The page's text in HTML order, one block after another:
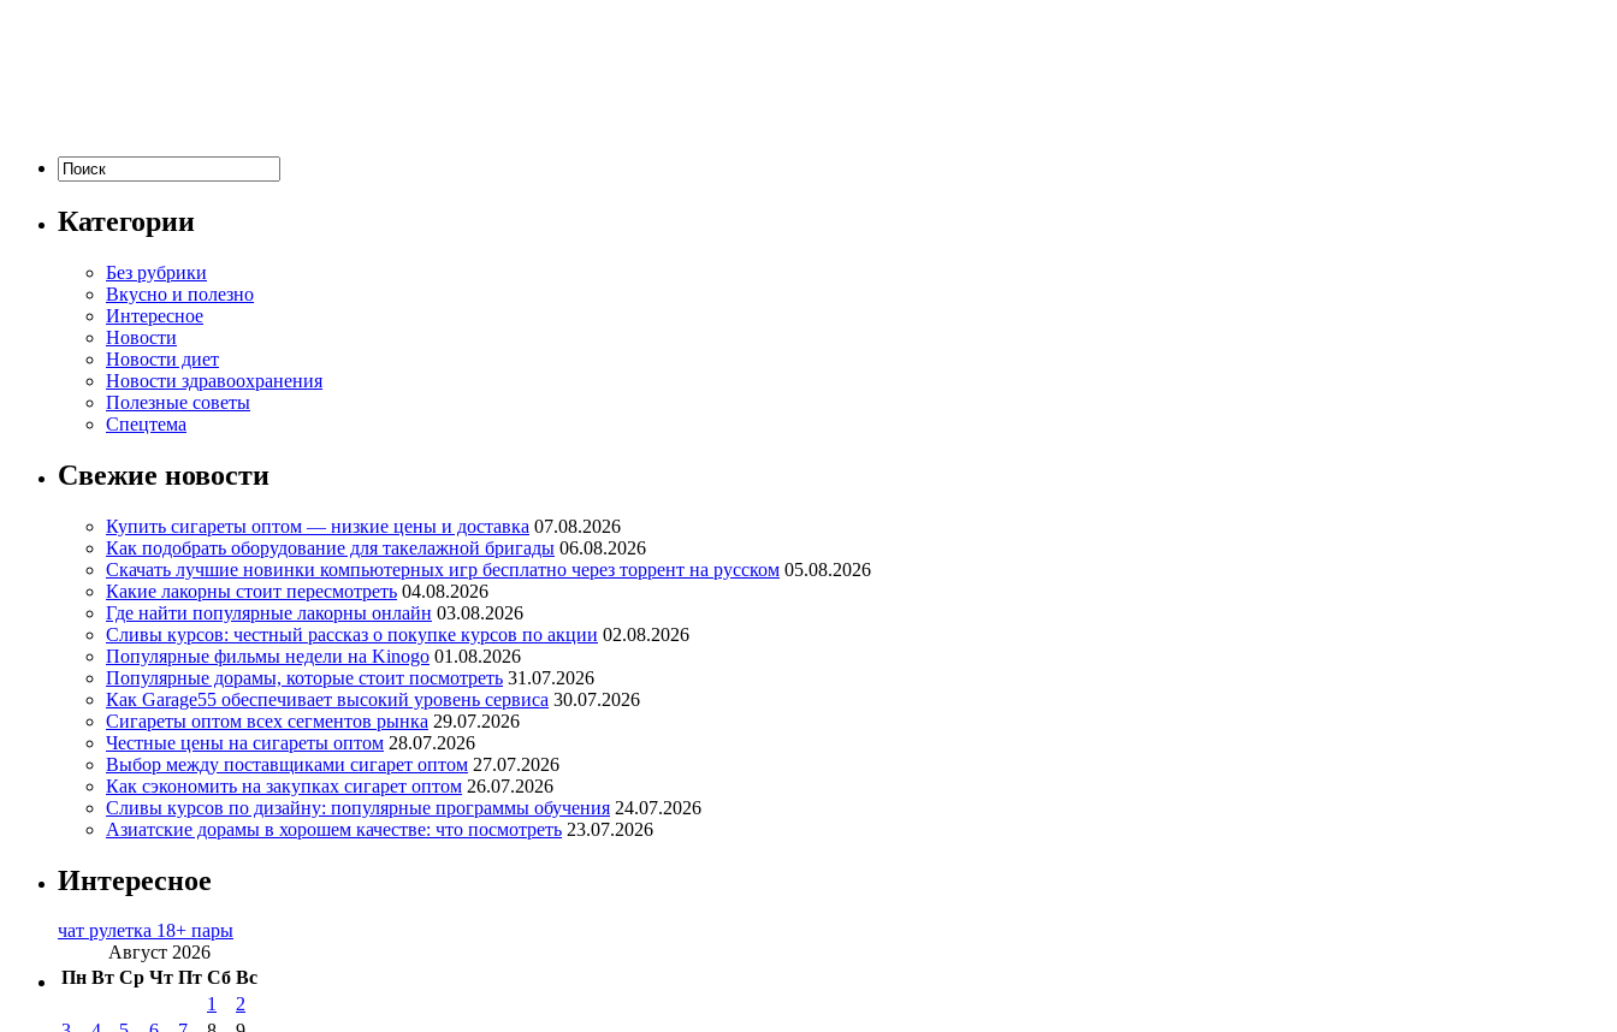
Категории
Без рубрики
Вкусно и полезно
Интересное
Новости
Новости диет
Новости здравоохранения
Полезные советы
Спецтема
Свежие новости
Купить сигареты оптом — низкие цены и доставка 07.08.2026
Как подобрать оборудование для такелажной бригады 06.08.2026
Скачать лучшие новинки компьютерных игр бесплатно через торрент на русском 05.08.2026
Какие лакорны стоит пересмотреть 04.08.2026
Где найти популярные лакорны онлайн 03.08.2026
Сливы курсов: честный рассказ о покупке курсов по акции 02.08.2026
Популярные фильмы недели на Kinogo 01.08.2026
Популярные дорамы, которые стоит посмотреть 31.07.2026
Как Garage55 обеспечивает высокий уровень сервиса 30.07.2026
Сигареты оптом всех сегментов рынка 29.07.2026
Честные цены на сигареты оптом 28.07.2026
Выбор между поставщиками сигарет оптом 27.07.2026
Как сэкономить на закупках сигарет оптом 26.07.2026
Сливы курсов по дизайну: популярные программы обучения 24.07.2026
Азиатские дорамы в хорошем качестве: что посмотреть 23.07.2026
Интересное
чат рулетка 18+ пары
Август 2026
Пн Вт Ср Чт Пт Сб Вс
1
2